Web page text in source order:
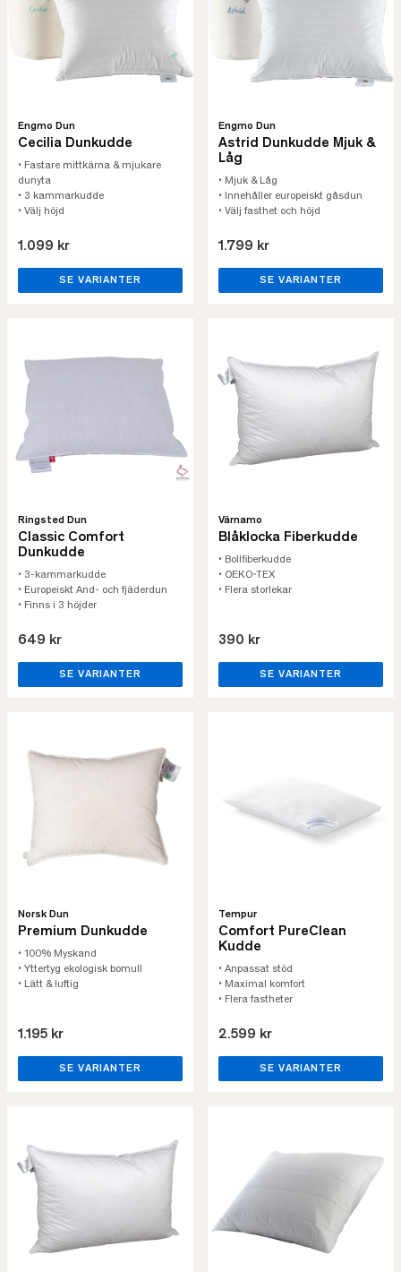
Engmo Dun
Cecilia Dunkudde
• Fastare mittkärna & mjukare
dunyta
• 3 kammarkudde
• Välj höjd
1.099 kr
SE VARIANTER
Engmo Dun
Astrid Dunkudde Mjuk &
Låg
• Mjuk & Låg
• Innehåller europeiskt gåsdun
• Välj fasthet och höjd
1.799 kr
SE VARIANTER
Ringsted Dun
Classic Comfort
Dunkudde
• 3-kammarkudde
• Europeiskt And- och fjäderdun
• Finns i 3 höjder
649 kr
SE VARIANTER
Värnamo
Blåklocka Fiberkudde
• Bollfiberkudde
• OEKO-TEX
• Flera storlekar
390 kr
SE VARIANTER
Norsk Dun
Premium Dunkudde
• 100% Myskand
• Yttertyg ekologisk bomull
• Lätt & luftig
1.195 kr
SE VARIANTER
Tempur
Comfort PureClean
Kudde
• Anpassat stöd
• Maximal komfort
• Flera fastheter
2.599 kr
SE VARIANTER